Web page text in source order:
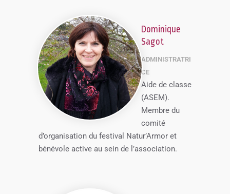
Dominique
Sagot
ADMINISTRATRI
CE
Aide de classe
(ASEM).
Membre du
comité
d’organisation du festival Natur’Armor et
bénévole active au sein de l’association.